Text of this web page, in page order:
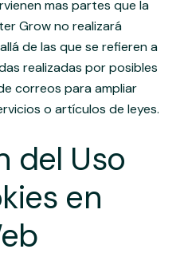
mas partes que la
Grow no realizará
de las que se refieren a
realizadas por posibles
correos para ampliar
o artículos de leyes.
del Uso
en